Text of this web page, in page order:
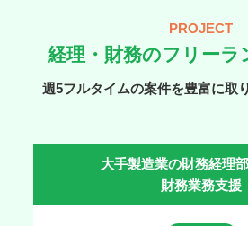
PROJECT
経理・財務のフリーラ
週5フルタイムの案件を豊富に取
大手製造業の財務経理
財務業務支援